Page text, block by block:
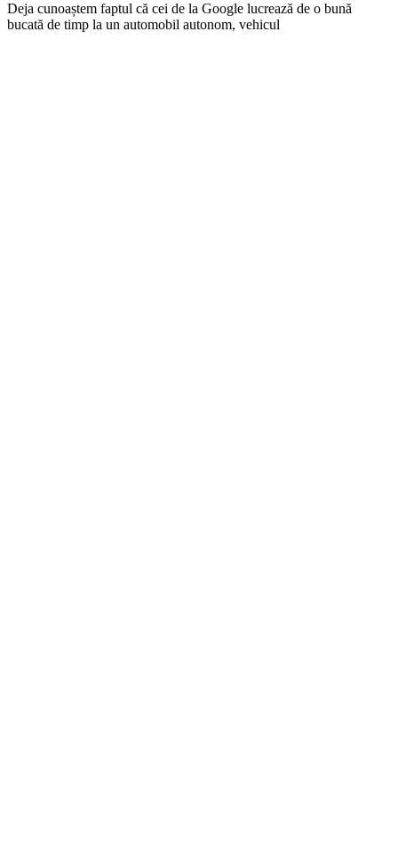
Deja cunoaștem faptul că cei de la Google lucrează de o bună
bucată de timp la un automobil autonom, vehicul